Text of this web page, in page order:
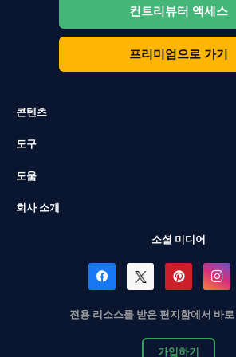
컨트리뷰터 액세스
프리미엄으로 가기
콘텐츠
도구
도움
회사 소개
소셜 미디어
전용 리소스를 받은 편지함에서 바
가입하기